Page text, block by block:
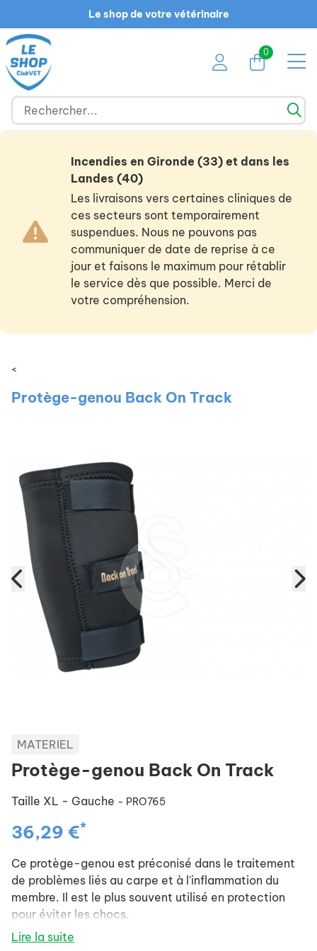
Le shop de votre vétérinaire
0
Incendies en Gironde (33) et dans les
Landes (40)
Les livraisons vers certaines cliniques de
ces secteurs sont temporairement
suspendues. Nous ne pouvons pas
communiquer de date de reprise à ce
jour et faisons le maximum pour rétablir
le service dès que possible. Merci de
votre compréhension.
<
Protège-genou Back On Track
MATERIEL
Protège-genou Back On Track
Taille XL - Gauche - PRO765
36,29 €*
Ce protège-genou est préconisé dans le traitement
de problèmes liés au carpe et à l'inflammation du
membre. Il est le plus souvent utilisé en protection
pour éviter les chocs.
Dimensions de la largeur du protège-genou :
Lire la suite